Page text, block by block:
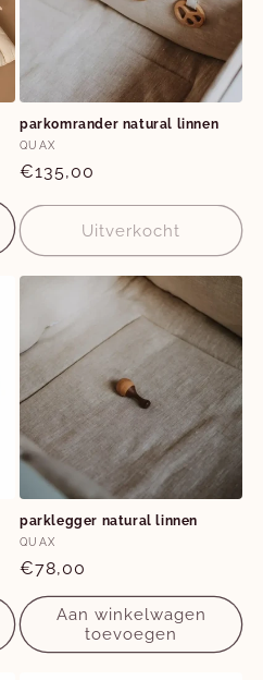
parkomrander natural linnen
Verkoper:
QUAX
Normale
€135,00
Uitverkocht
parklegger natural linnen
Verkoper:
QUAX
Normale
prijs
€78,00
Aan winkelwagen
toevoegen